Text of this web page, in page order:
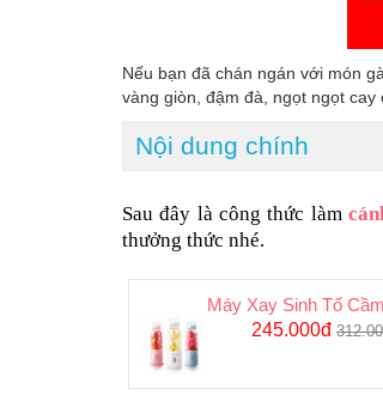
Nếu bạn đã chán ngán với món
vàng giòn, đậm đà, ngọt ngọt
Nội dung chính
Sau đây là công thức làm
thưởng thức nhé.
Máy Xay Sinh Tố
245.000đ